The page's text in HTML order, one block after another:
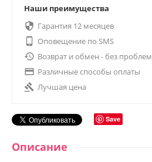
Наши преимущества
 Гарантия 12 месяцев

Оповещение по SMS
 Возврат и обмен - без проблем
 Различные способы оплаты
 Лучшая цена
Save
Описание